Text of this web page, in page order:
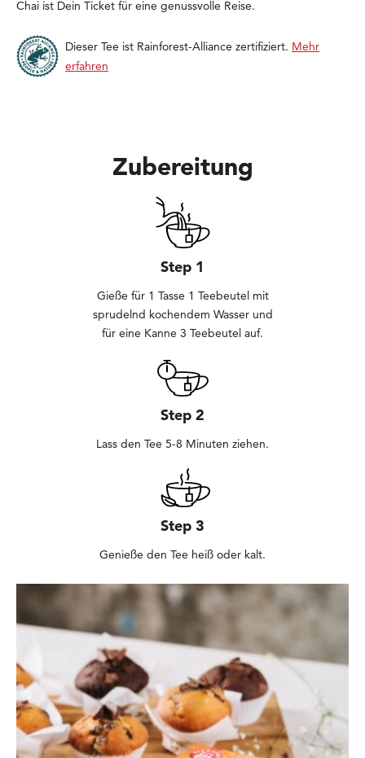
Chai ist Dein Ticket für eine genussvolle Reise.
Dieser Tee ist Rainforest-Alliance zertifiziert. Mehr
erfahren
Zubereitung
Step 1
Gieße für 1 Tasse 1 Teebeutel mit
sprudelnd kochendem Wasser und
für eine Kanne 3 Teebeutel auf.
Step 2
Lass den Tee 5-8 Minuten ziehen.
Step 3
Genieße den Tee heiß oder kalt.